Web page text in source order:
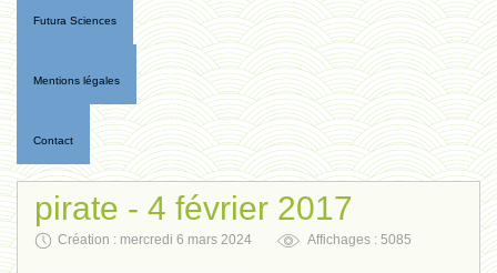
Futura Sciences
Mentions légales
Contact
pirate - 4 février 2017
Création : mercredi 6 mars 2024 Affichages : 5085